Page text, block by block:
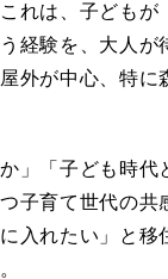
れは、子どもが
経験を、大人が
外が中心、特に
」「子ども時代
子育て世代の共
入れたい」と移